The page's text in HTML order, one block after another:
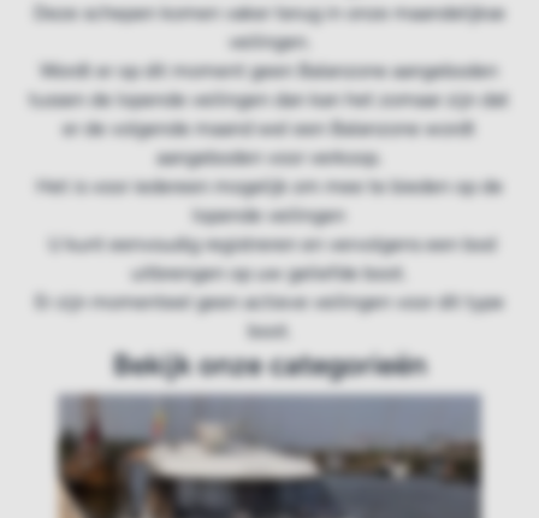
Deze schepen komen vaker terug in onze maandelijkse
veilingen.
Wordt er op dit moment geen Balanzone aangeboden
tussen de lopende veilingen dan kan het zomaar zijn dat
er de volgende maand wel een Balanzone wordt
aangeboden voor verkoop.
Het is voor iedereen mogelijk om mee te bieden op de
lopende veilingen
U kunt eenvoudig registreren en vervolgens een bod
uitbrengen op uw geliefde boot.
Er zijn momenteel geen actieve veilingen voor dit type
boot.
Bekijk onze categorieën